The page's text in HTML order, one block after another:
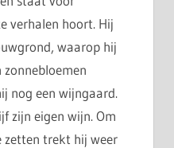
verhalen hoort. Hij
waarop hij
nog een wijngaard.
zijn eigen wijn.Om
zetten trekt hij weer